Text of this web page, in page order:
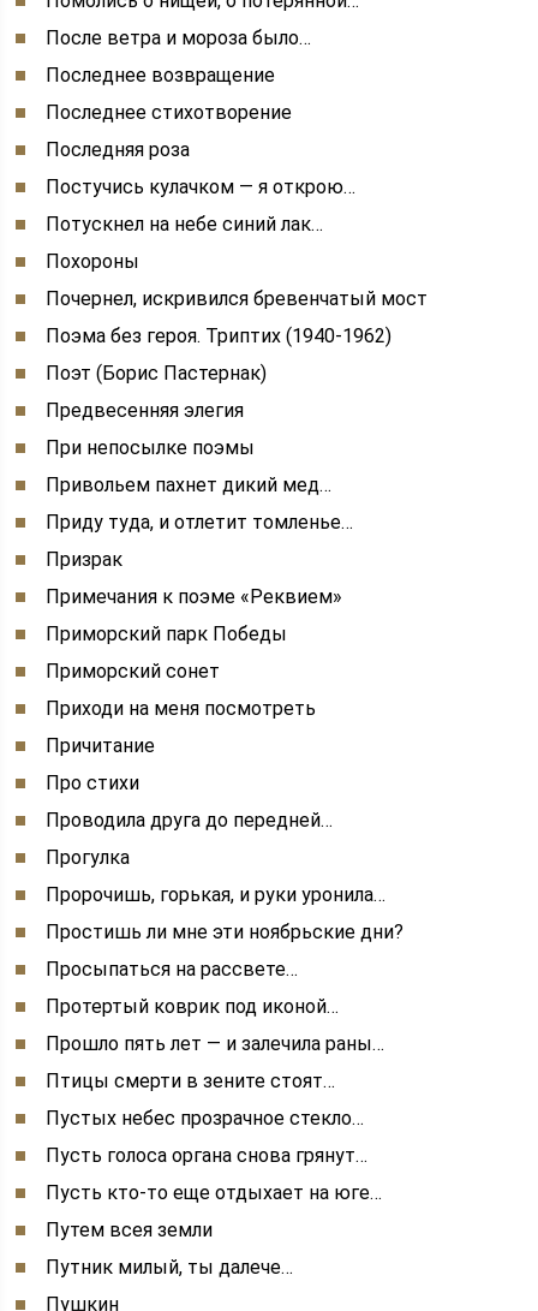
После ветра и мороза было…
Последнее возвращение
Последнее стихотворение
Последняя роза
Постучись кулачком — я открою…
Потускнел на небе синий лак…
Похороны
Почернел, искривился бревенчатый мост
Поэма без героя. Триптих (1940-1962)
Поэт (Борис Пастернак)
Предвесенняя элегия
При непосылке поэмы
Привольем пахнет дикий мед…
Приду туда, и отлетит томленье…
Призрак
Примечания к поэме «Реквием»
Приморский парк Победы
Приморский сонет
Приходи на меня посмотреть
Причитание
Про стихи
Проводила друга до передней…
Прогулка
Пророчишь, горькая, и руки уронила…
Простишь ли мне эти ноябрьские дни?
Просыпаться на рассвете…
Протертый коврик под иконой…
Прошло пять лет — и залечила раны…
Птицы смерти в зените стоят…
Пустых небес прозрачное стекло…
Пусть голоса органа снова грянут…
Пусть кто-то еще отдыхает на юге…
Путем всея земли
Путник милый, ты далече…
Пушкин